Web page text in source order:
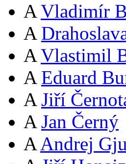
A Vladimír
A
A Vlastimil
A Eduard
A Jiří
A Jan Černý
A Andrej